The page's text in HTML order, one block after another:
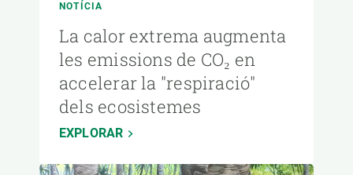
NOTÍCIA
La calor extrema augmenta
les emissions de CO₂ en
accelerar la "respiració"
dels ecosistemes
EXPLORAR